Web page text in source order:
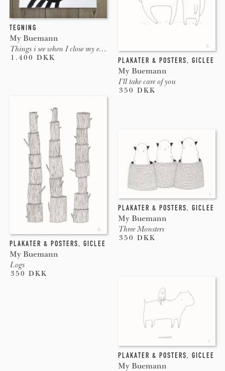
TEGNING
My Buemann
Things i see when I close my eyes #3
1.400 DKK PLAKATER & POSTERS, GICLEE
My Buemann
I’ll take care of you
350 DKK
PLAKATER & POSTERS, GICLEE
My Buemann
Logs
350 DKK
PLAKATER & POSTERS, GICLEE
My Buemann
Three Monsters
350 DKK
PLAKATER & POSTERS, GICLEE
My Buemann